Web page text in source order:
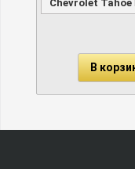
Chevrolet Tahoe
В